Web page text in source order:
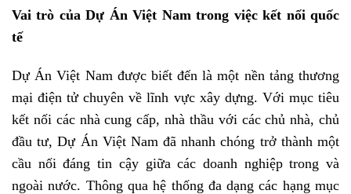
Vai trò của Dự Án Việt Nam trong việc kết nối quốc
tế
Dự Án Việt Nam được biết đến là một nền tảng thương
mại điện tử chuyên về lĩnh vực xây dựng. Với mục tiêu
kết nối các nhà cung cấp, nhà thầu với các chủ nhà, chủ
đầu tư, Dự Án Việt Nam đã nhanh chóng trở thành một
cầu nối đáng tin cậy giữa các doanh nghiệp trong và
ngoài nước. Thông qua hệ thống đa dạng các hạng mục